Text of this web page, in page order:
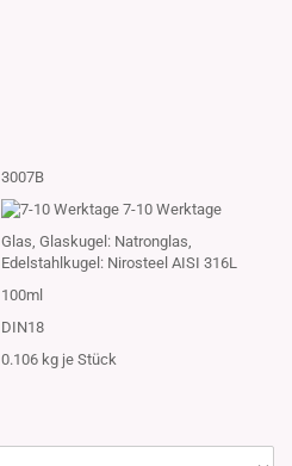
3007B
7-10 Werktage
Glas, Glaskugel: Natronglas,
Edelstahlkugel: Nirosteel AISI 316L
100ml
DIN18
0.106 kg je Stück